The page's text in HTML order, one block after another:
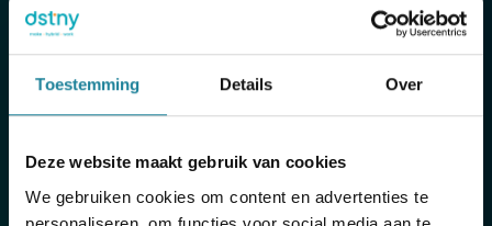
Toestemming Details Over
Deze website maakt gebruik van cookies
We gebruiken cookies om content en advertenties te
synchronisatie zijn slechts enkele features die je helpen
van klantrelaties. Ontdek hier enkele bijzondere
kenmerken van deze oplossing: